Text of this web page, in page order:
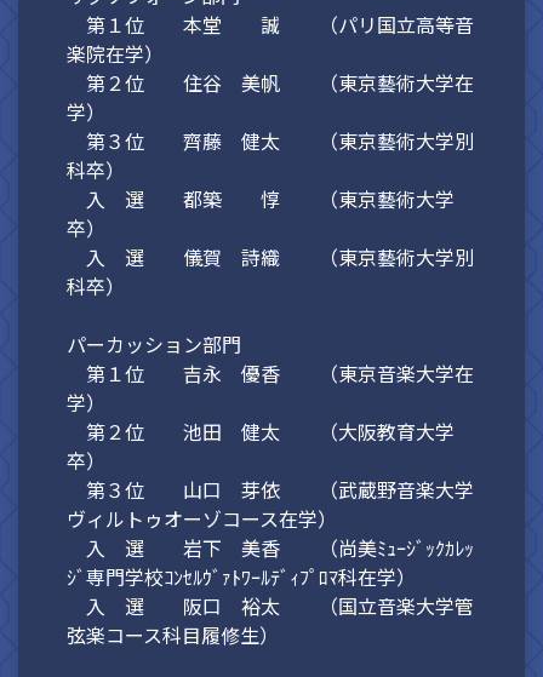
第１位 本堂 誠 （パリ国立高等音
楽院在学）
第２位 住谷 美帆 （東京藝術大学在
学）
第３位 齊藤 健太 （東京藝術大学別
科卒）
入 選 都築 惇 （東京藝術大学
卒）
入 選 儀賀 詩織 （東京藝術大学別
科卒）
パーカッション部門
第１位 吉永 優香 （東京音楽大学在
学）
第２位 池田 健太 （大阪教育大学
卒）
第３位 山口 芽依 （武蔵野音楽大学
ヴィルトゥオーゾコース在学）
入 選 岩下 美香 （尚美ﾐｭｰｼﾞｯｸｶﾚｯ
ｼﾞ専門学校ｺﾝｾﾙｳﾞｧﾄﾜｰﾙﾃﾞｨﾌﾟﾛﾏ科在学）
入 選 阪口 裕太 （国立音楽大学管
弦楽コース科目履修生）